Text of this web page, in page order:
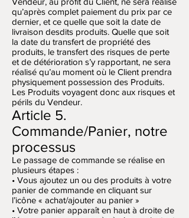
qu’après complet paiement du prix par ce
dernier, et ce quelle que soit la date de
livraison desdits produits. Quelle que soit
la date du transfert de propriété des
produits, le transfert des risques de perte
et de détérioration s’y rapportant, ne sera
réalisé qu’au moment où le Client prendra
physiquement possession des Produits.
Les Produits voyagent donc aux risques et
périls du Vendeur.
Article 5.
Commande/Panier, notre
processus
Le passage de commande se réalise en
plusieurs étapes :
• Vous ajoutez un ou des produits à votre
panier de commande en cliquant sur
l’icône « achat/ajouter au panier »
• Votre panier apparaît en haut à droite de